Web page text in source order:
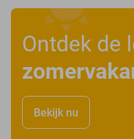
Ontdek de
Bekijk nu